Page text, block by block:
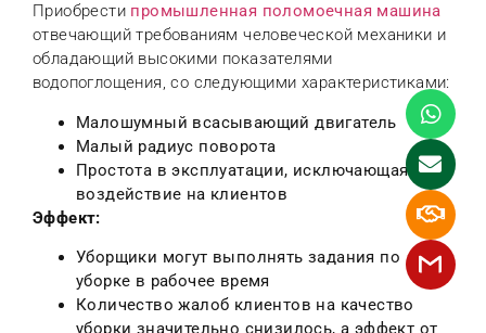
Приобрести промышленная поломоечная машина
отвечающий требованиям человеческой механики и
обладающий высокими показателями
водопоглощения, со следующими характеристиками:
Малошумный всасывающий двигатель
Малый радиус поворота
Простота в эксплуатации, исключающая
воздействие на клиентов
Эффект:
Уборщики могут выполнять задания по
уборке в рабочее время
Количество жалоб клиентов на качество
уборки значительно снизилось, а эффект от